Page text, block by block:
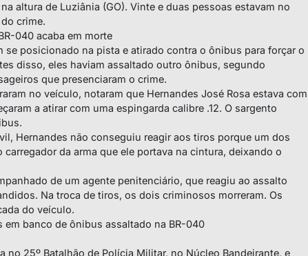
altura de Luziânia (GO). Vinte e duas pessoas estavam no
crime.
040 acaba em morte
se posicionado na pista e atirado contra o ônibus para forçar o
disso, eles haviam assaltado outro ônibus, segundo
que presenciaram o crime.
no veículo, notaram que Hernandes José Rosa estava com
a atirar com uma espingarda calibre .12. O sargento
Hernandes não conseguiu reagir aos tiros porque um dos
carregador da arma que ele portava na cintura, deixando o
de um agente penitenciário, que reagiu ao assalto
Na troca de tiros, os dois criminosos morreram. Os
do veículo.
em banco de ônibus assaltado na BR-040
no 25º Batalhão de Polícia Militar, no Núcleo Bandeirante, e